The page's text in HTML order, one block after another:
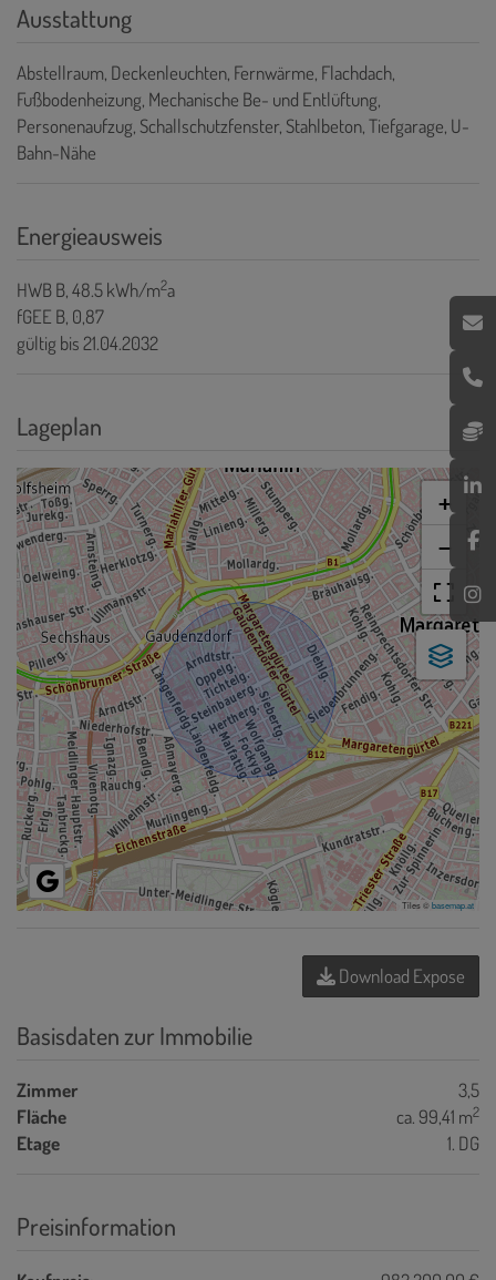
Ausstattung
Abstellraum Deckenleuchten Fernwärme Flachdach
Fußbodenheizung Mechanische Be- und Entlüftung
Personenaufzug Schallschutzfenster Stahlbeton Tiefgarage U-
Bahn-Nähe
Energieausweis
HWBB, 48.5 kWh/m2a
fGEE B, 0,87
gültig bis21.04.2032
Lageplan
+
−
Tiles ©basemap.at
Download Expose
Basisdaten zur Immobilie
Zimmer
3,5
Fläche
ca. 99,41 m2
Etage 1. DG
Preisinformation